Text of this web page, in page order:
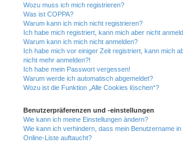
Wozu muss ich mich registrieren?
Was ist COPPA?
Warum kann ich mich nicht registrieren?
Ich habe mich registriert, kann mich aber nicht
Warum kann ich mich nicht anmelden?
Ich habe mich vor einiger Zeit registriert, kann mich
nicht mehr anmelden?!
Ich habe mein Passwort vergessen!
Warum werde ich automatisch abgemeldet?
Wozu ist die Funktion „Alle Cookies löschen“?
Benutzerpräferenzen und -einstellungen
Wie kann ich meine Einstellungen ändern?
Wie kann ich verhindern, dass mein Benutzername in
Online-Liste auftaucht?